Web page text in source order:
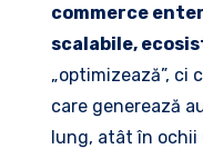
commerce
scalabile,
„optimizează”,
care generează
lung, atât în ochii